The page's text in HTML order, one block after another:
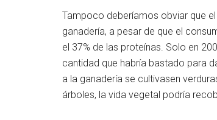
Tampoco deberíamos obviar que
ganadería, a pesar de que el
el 37% de las proteínas. Solo en
cantidad que habría bastado para
a la ganadería se cultivasen
árboles, la vida vegetal podría